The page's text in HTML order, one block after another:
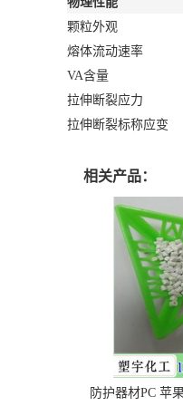
颗粒外观
熔体流动速率
VA含量
拉伸断裂应力
拉伸断裂标称应变
相关产品：
防护器材PC 苹